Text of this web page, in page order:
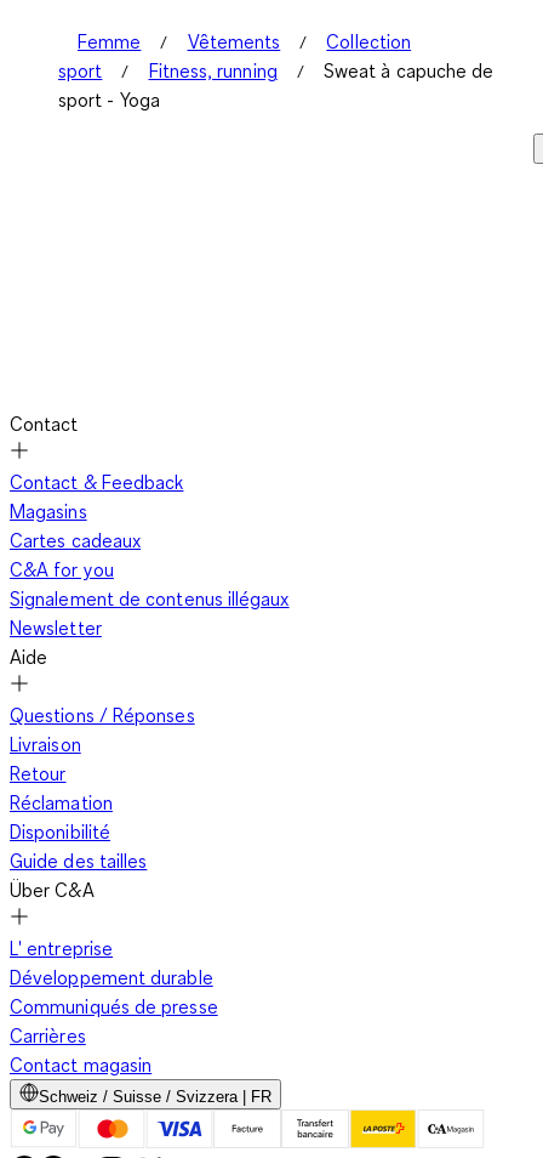
Femme Vêtements
Collection
sport
Fitness, running
Sweat à capuche de
sport - Yoga
Contact
Contact & Feedback
Magasins
Cartes cadeaux
C&A for you
Signalement de contenus illégaux
Newsletter
Aide
Questions / Réponses
Livraison
Retour
Réclamation
Disponibilité
Guide des tailles
Über C&A
L' entreprise
Développement durable
Communiqués de presse
Carrières
Contact magasin
Schweiz / Suisse / Svizzera | FR